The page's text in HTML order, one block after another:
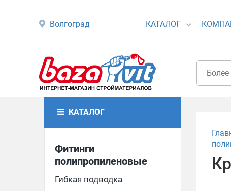
Волгоград КАТАЛОГ
КАТАЛОГ
Фитинги
полипропиленовые
Гибкая подводка